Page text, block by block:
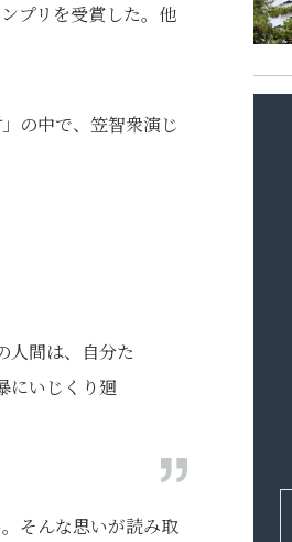
プリを受賞した。他
の中で、笠智衆演じ
人間は、自分た
にいじくり廻
そんな思いが読み取